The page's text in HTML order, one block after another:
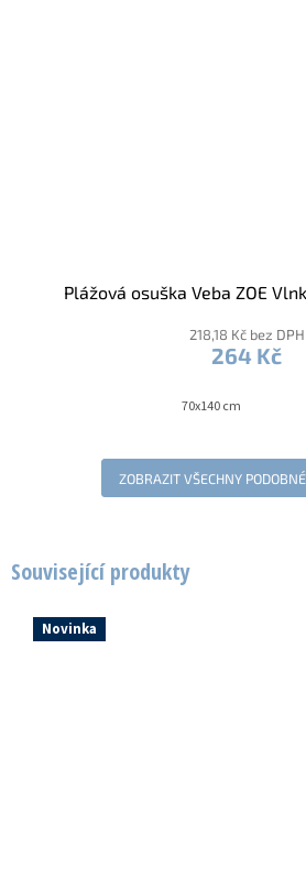
Související produkty
Novinka
Plážová osuška Veba ZOE
218,18 Kč bez DPH
264 Kč
70x140 cm
ZOBRAZIT VŠECHNY